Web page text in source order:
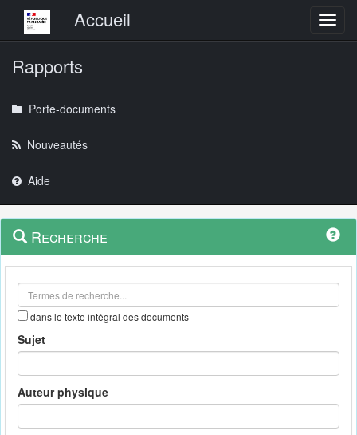
Menu principalAccueil
Rapports
Porte-documents
Nouveautés
Aide
Navigation
outils
Menu
contextuel
Recherche
dans le texte intégral des documents
Sujet
Auteur physique